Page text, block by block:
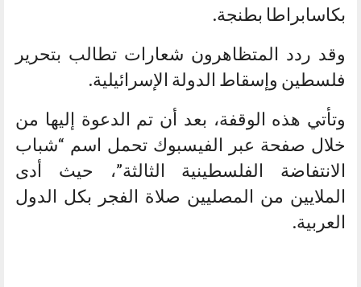
بكاسابراطا بطنجة.
وقد ردد المتظاهرون شعارات تطالب بتحرير
فلسطين وإسقاط الدولة الإسرائيلية.
وتأتي هذه الوقفة، بعد أن تم الدعوة إليها من
خلال صفحة عبر الفيسبوك تحمل اسم “شباب
الانتفاضة الفلسطينية الثالثة”، حيث أدى
الملايين من المصليين صلاة الفجر بكل الدول
العربية.